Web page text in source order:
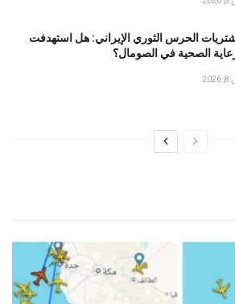
الحرس الثوري الإيراني: هل استهدفت
الصحية في الصومال؟